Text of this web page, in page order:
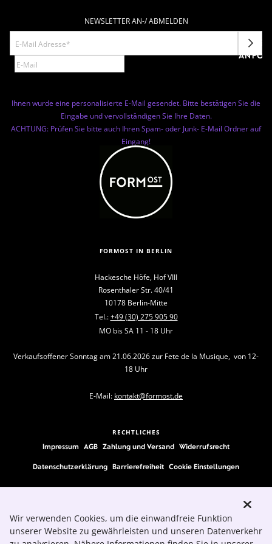
NEWSLETTER AN-/ ABMELDEN
Ihnen wurde eine personalisierte E-Mail gesendet. Bitte bestätigen Sie die
Eingabe und vervollständigen Sie Ihre Daten.
ACHTUNG: Prüfen Sie bitte auch Ihren Spam- oder Junk- E-Mail Ordner auf
Eingang!
FORMOST IN BERLIN
Hackesche Höfe, Hof VIII
Rosenthaler Str. 40/41
10178 Berlin-Mitte
Tel.:+49 (30) 275 905 90
MO bis SA 11 - 18 Uhr
Verkaufsoffener Sonntag am 21.06.2026 zur Fete de la Musique, von 12-
18 Uhr
E-Mail: kontakt@formost.de
RECHTLICHES
Impressum AGB Zahlung und Versand Widerrufsrecht
Datenschutzerklärung Barrierefreiheit Cookie Einstellungen
Wir verwenden Cookies, um die einwandfreie Funktion
unserer Website zu gewährleisten und unseren Datenverkehr